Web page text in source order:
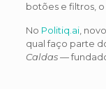
botões e filtros,
No Politiq.ai,
qual faço parte
Caldas—